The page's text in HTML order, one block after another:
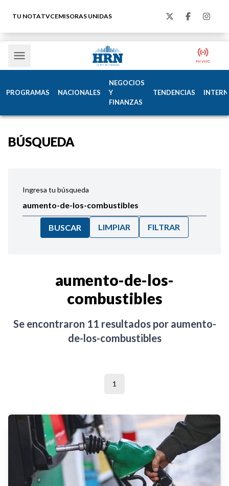
TU NOTATVCEMISORAS UNIDAS
PROGRAMAS NACIONALES
NEGOCIOS
Y
FINANZAS
TENDENCIAS
BÚSQUEDA
Ingresa tu búsqueda
BUSCAR LIMPIAR FILTRAR
aumento-de-los-
combustibles
Se encontraron 11 resultados por aumento-
de-los-combustibles
1